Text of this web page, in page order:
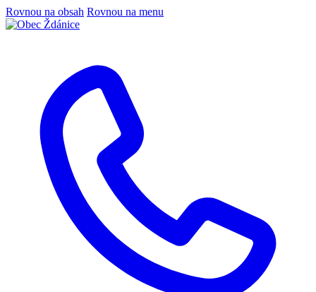
Rovnou na obsah Rovnou na menu